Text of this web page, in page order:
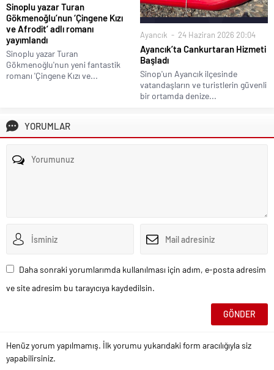
Sinoplu yazar Turan
Gökmenoğlu’nun ‘Çingene Kızı
ve Afrodit’ adlı romanı
yayımlandı
Sinoplu yazar Turan
Gökmenoğlu'nun yeni fantastik
romanı 'Çingene Kızı ve...
Ayancık 24 Haziran 2026 20:04
Ayancık’ta Cankurtaran Hizmeti
Başladı
Sinop'un Ayancık ilçesinde
vatandaşların ve turistlerin güvenli
bir ortamda denize...
YORUMLAR
Daha sonraki yorumlarımda kullanılması için adım, e-posta adresim
ve site adresim bu tarayıcıya kaydedilsin.
Henüz yorum yapılmamış. İlk yorumu yukarıdaki form aracılığıyla siz
yapabilirsiniz.